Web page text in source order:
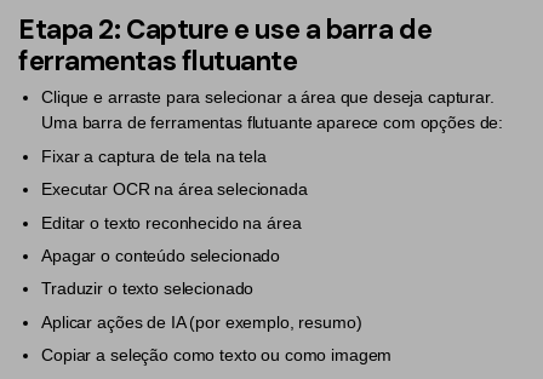
Novo PDFelement：Mais inteligente,
rápido e fácil
Do poder da IA às ferramentas em massa – o novo
PDFelement torna qualquer tarefa em PDF simples e rápida.
Baixe Grátis
Chat com PDF
Resumidor de PDF com IA
Tradutor de PDF com IA
Conversar com Imagem
Reescrever PDF com IA
Explicar PDF com IA
Histórias de clientes
Avaliações de clientes
Prêmios G2
Comparação de software PDF
PDFelement para Windows
PDFelement para Mac
PDFelement para iOS
Etapa 2: Capture e use a barra de
ferramentas flutuante
Clique e arraste para selecionar a área que deseja capturar.
Uma barra de ferramentas flutuante aparece com opções de:
Fixar a captura de tela na tela
Executar OCR na área selecionada
Editar o texto reconhecido na área
Apagar o conteúdo selecionado
Traduzir o texto selecionado
Aplicar ações de IA (por exemplo, resumo)
Copiar a seleção como texto ou como imagem